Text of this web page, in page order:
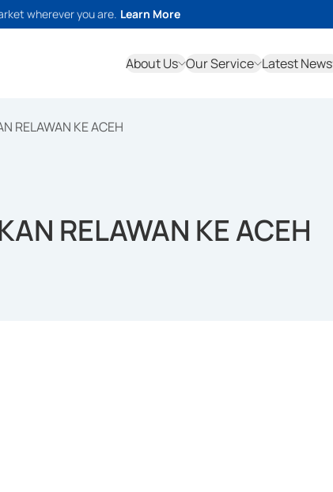
wherever you are. Learn More
About Us Our Service Latest News
RELAWAN KE ACEH
RELAWAN KE ACEH